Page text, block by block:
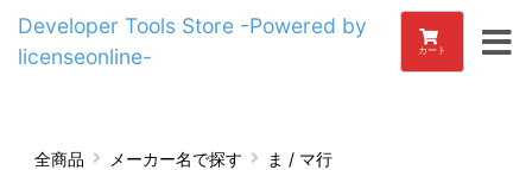
Developer Tools Store -Powered by
licenseonline-
カート
全商品 メーカー名で探す
ま / マ行